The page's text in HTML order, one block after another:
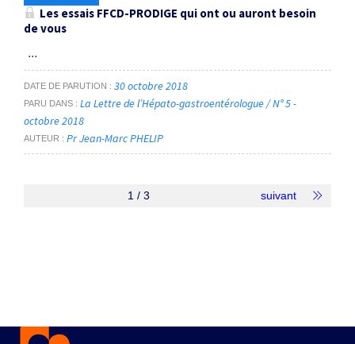
Les essais FFCD-PRODIGE qui ont ou auront besoin
de vous
...
DATE DE PARUTION 30 octobre 2018
PARU DANS
La Lettre de l’Hépato-gastroentérologue / N° 5 -
octobre 2018
AUTEUR Pr Jean-Marc PHELIP
1 / 3 suivant